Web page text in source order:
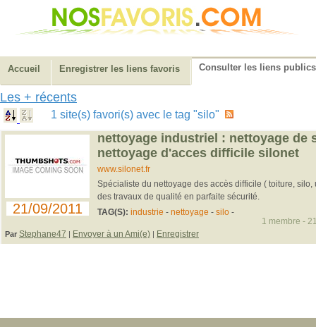
Accueil Enregistrer les liens favoris Consulter les liens publics
Les + récents
1 site(s) favori(s) avec le tag "silo"
21/09/2011
nettoyage industriel : nettoyage de
nettoyage d'acces difficile silonet
www.silonet.fr
Spécialiste du nettoyage des accès difficile ( toiture,
des travaux de qualité en parfaite sécurité.
TAG(S): industrie - nettoyage - silo-
Par Stephane47 | Envoyer à un Ami(e) | Enregistrer
1 membre -